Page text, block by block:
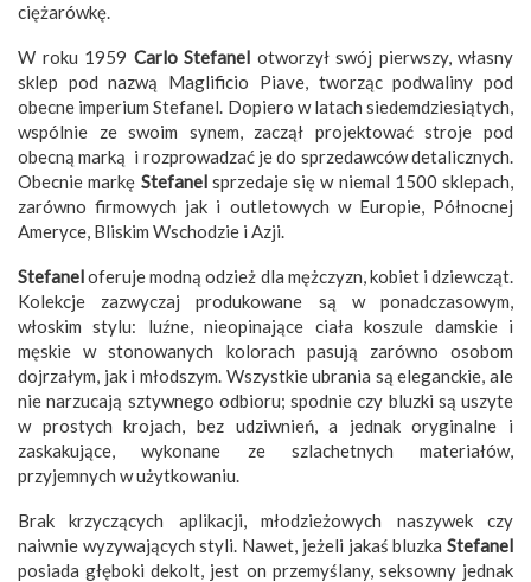
ciężarówkę.
W roku 1959 Carlo Stefanel otworzył swój pierwszy, własny
sklep pod nazwą Maglificio Piave, tworząc podwaliny pod
obecne imperium Stefanel. Dopiero w latach siedemdziesiątych,
wspólnie ze swoim synem, zaczął projektować stroje pod
obecną marką i rozprowadzać je do sprzedawców detalicznych.
Obecnie markę Stefanel sprzedaje się w niemal 1500 sklepach,
zarówno firmowych jak i outletowych w Europie, Północnej
Ameryce, Bliskim Wschodzie i Azji.
Stefaneloferuje modną odzież dla mężczyzn, kobiet i dziewcząt.
Kolekcje zazwyczaj produkowane są w ponadczasowym,
włoskim stylu: luźne, nieopinające ciała koszule damskie i
męskie w stonowanych kolorach pasują zarówno osobom
dojrzałym, jak i młodszym. Wszystkie ubrania są eleganckie, ale
nie narzucają sztywnego odbioru; spodnie czy bluzki są uszyte
w prostych krojach, bez udziwnień, a jednak oryginalne i
zaskakujące, wykonane ze szlachetnych materiałów,
przyjemnych w użytkowaniu.
Brak krzyczących aplikacji, młodzieżowych naszywek czy
naiwnie wyzywających styli. Nawet, jeżeli jakaś bluzka Stefanel
posiada głęboki dekolt, jest on przemyślany, seksowny jednak